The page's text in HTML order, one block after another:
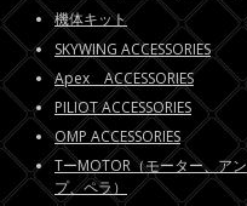
機体キット
SKYWING ACCESSORIES
Apex ACCESSORIES
PILIOT ACCESSORIES
OMP ACCESSORIES
TーMOTOR（モーター、アン
プ、ペラ）